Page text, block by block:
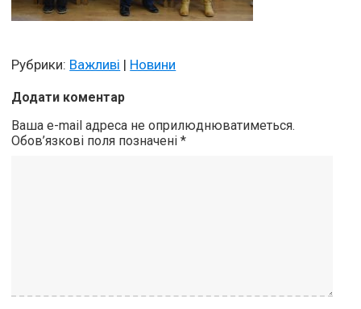
Рубрики: Важливі | Новини
Додати коментар
Ваша e-mail адреса не оприлюднюватиметься.
Обов’язкові поля позначені*